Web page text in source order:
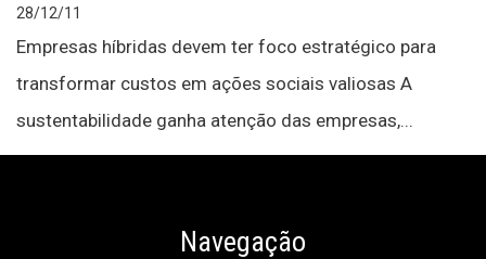
28/12/11
Empresas híbridas devem ter foco estratégico para
transformar custos em ações sociais valiosas A
sustentabilidade ganha atenção das empresas,...
Navegação